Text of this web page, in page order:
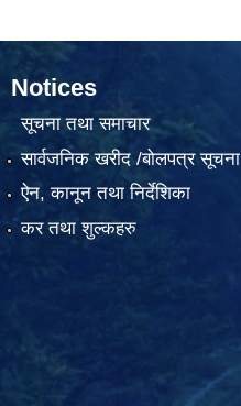
Notices
सूचना तथा समाचार
सार्वजनिक खरीद /बोलपत्र सूचना
ऐन, कानून तथा निर्देशिका
कर तथा शुल्कहरु